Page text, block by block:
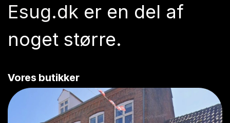
Esug.dk er en del af
noget større.
Vores butikker